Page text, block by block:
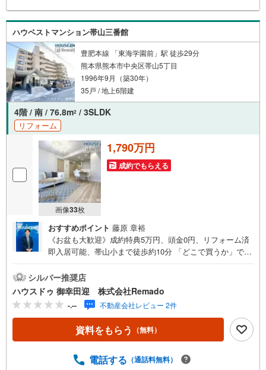
OK！一度ご相談ください！【効率的に一気見！内覧ツア
ー】熊本県全域の気になる物件を全て当社でご内覧いただ
けます 見学されたい物件を1日で内覧可能 窓口を一つに絞
れるから、手間も時間もかかりません。全国700店舗以上展
開！ハウスドゥだからこその豊富な物件数・情報量で理想
の暮らしを叶えます！
ハウベストマンション帯山三番館
豊肥本線 「東海学園前」駅 徒歩29分
熊本県熊本市中央区帯山5丁目
1996年9月（築30年）
35戸 / 地上6階建
4階 / 南 / 76.8m2 / 3SLDK
リフォーム
画像33枚
1,790万円
成約でもらえる
おすすめポイント 藤原 章裕
《お盆も大歓迎》成約特典5万円、頭金0円、リフォーム済
即入居可能、帯山小まで徒歩約10分 「どこで買うか」で、
以上に 「パートナー選び」が重要です！■ご成約特典5万
円以内の家具家電プレゼント ※当社からの指定はありませ
ん■購入総額を抑える3つのご提案（1）価格交渉に自信あ
り（2）太陽光等のオプション費用も相見積り（3）提携銀
行多数で条件の良い銀行を選べます＼＼キャンペーン実施
中//『購入総額の限界へ挑戦』売主様との価格交渉もお任せ
の内覧ツアー・現地または現地周辺やご希望の場所での待
シルバー推奨店
ハウスドゥ 御幸田迎 株式会社Remado
-.-- 不動産会社レビュー 2件
資料をもらう （無料）
電話する （通話料無料）